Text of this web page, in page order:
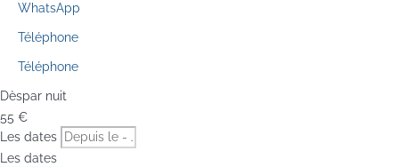
WhatsApp
Téléphone
Téléphone
Dèspar nuit
55 €
Les dates
Les dates